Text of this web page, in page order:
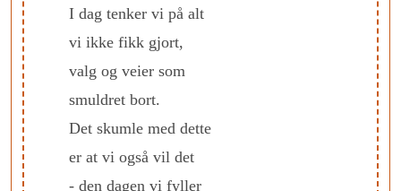
I dag tenker vi på alt
vi ikke fikk gjort,
valg og veier som
smuldret bort.
Det skumle med dette
er at vi også vil det
- den dagen vi fyller